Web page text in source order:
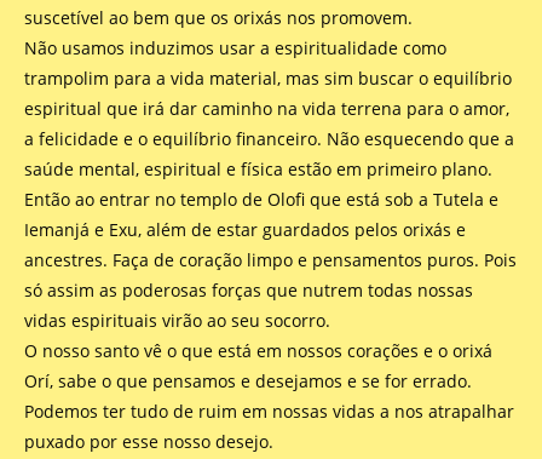
suscetível ao bem que os orixás nos promovem.
Não usamos induzimos usar a espiritualidade como
trampolim para a vida material, mas sim buscar o equilíbrio
espiritual que irá dar caminho na vida terrena para o amor,
a felicidade e o equilíbrio financeiro. Não esquecendo que a
saúde mental, espiritual e física estão em primeiro plano.
Então ao entrar no templo de Olofi que está sob a Tutela e
Iemanjá e Exu, além de estar guardados pelos orixás e
ancestres. Faça de coração limpo e pensamentos puros. Pois
só assim as poderosas forças que nutrem todas nossas
vidas espirituais virão ao seu socorro.
O nosso santo vê o que está em nossos corações e o orixá
Orí, sabe o que pensamos e desejamos e se for errado.
Podemos ter tudo de ruim em nossas vidas a nos atrapalhar
puxado por esse nosso desejo.